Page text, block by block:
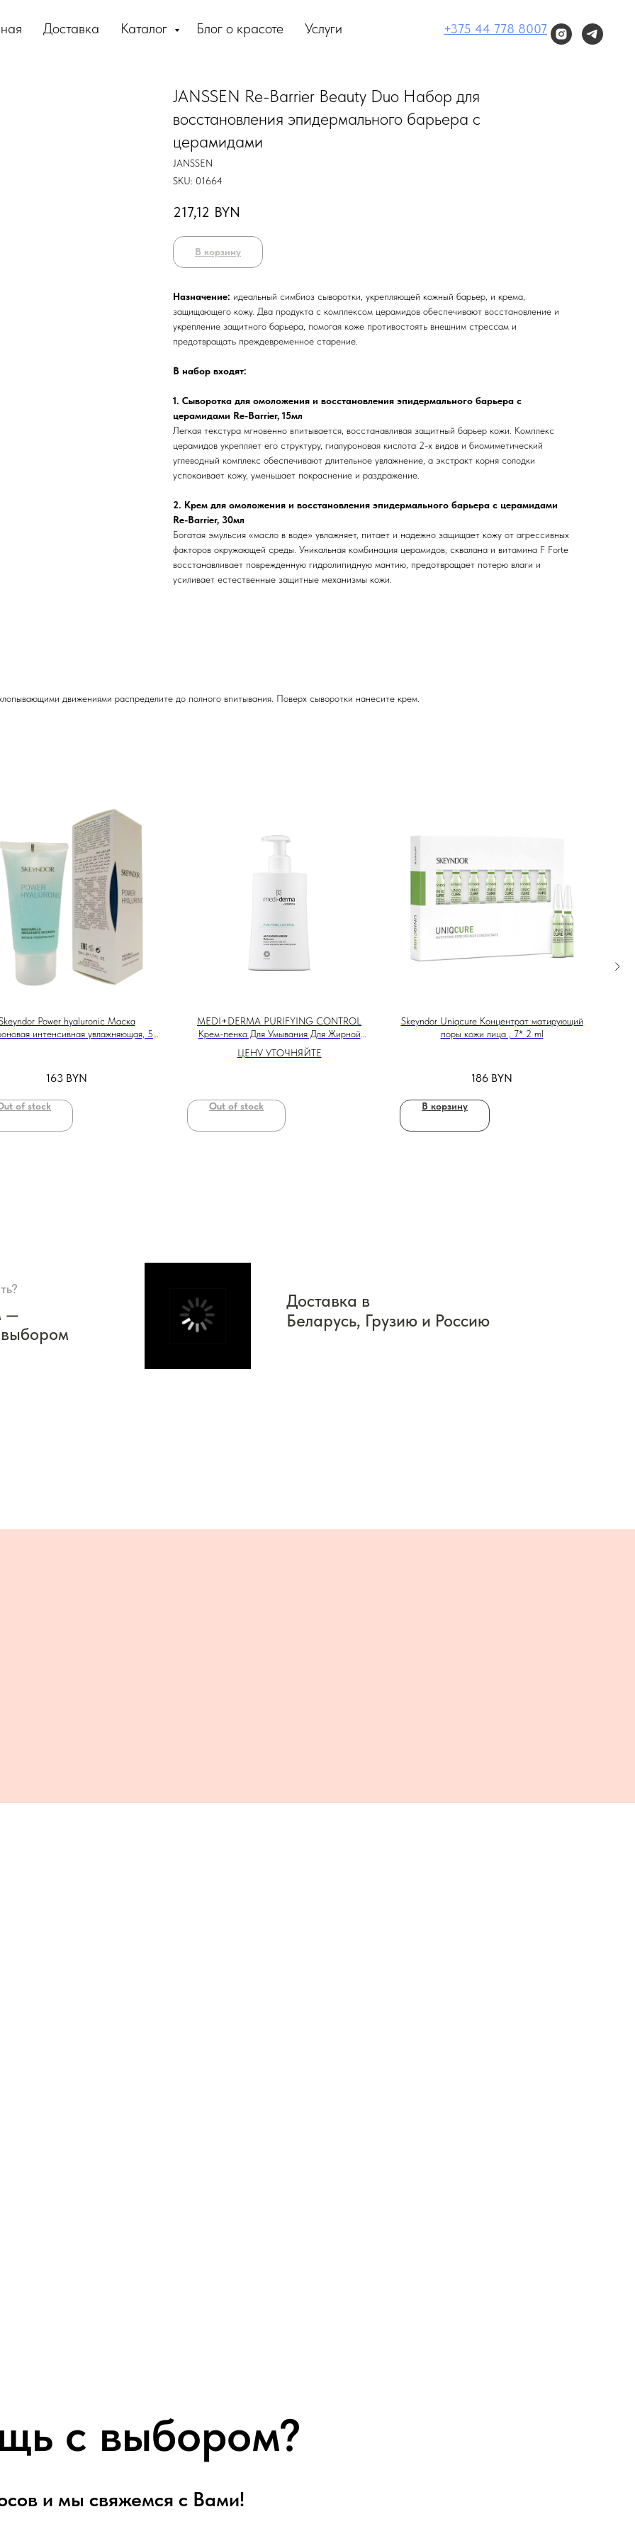
Доставка Каталог Блог о красоте Услуги +375 44 778 8007
JANSSEN Re-Barrier Beauty Duo Набор для
восстановления эпидермального барьера с
церамидами
JANSSEN
SKU: 01664
217,12 BYN
В корзину
Назначение: идеальный симбиоз сыворотки, укрепляющей кожный барьер, и крема,
защищающего кожу. Два продукта с комплексом церамидов обеспечивают восстановление и
укрепление защитного барьера, помогая коже противостоять внешним стрессам и
предотвращать преждевременное старение.
В набор входят:
1. Сыворотка для омоложения и восстановления эпидермального барьера с
церамидами Re-Barrier, 15мл
Легкая текстура мгновенно впитывается, восстанавливая защитный барьер кожи. Комплекс
церамидов укрепляет его структуру, гиалуроновая кислота 2-х видов и биомиметический
углеводный комплекс обеспечивают длительное увлажнение, а экстракт корня солодки
успокаивает кожу, уменьшает покраснение и раздражение.
2. Крем для омоложения и восстановления эпидермального барьера с церамидами
Re-Barrier, 30мл
Богатая эмульсия «масло в воде» увлажняет, питает и надежно защищает кожу от агрессивных
факторов окружающей среды. Уникальная комбинация церамидов, сквалана и витамина F Forte
восстанавливает поврежденную гидролипидную мантию, предотвращает потерю влаги и
усиливает естественные защитные механизмы кожи.
движениями распределите до полного впитывания. Поверх сыворотки нанесите крем.
Power hyaluronic Маска
интенсивная увлажняющая, 50
163 BYN
of stock
MEDI+DERMA PURIFYING CONTROL
Крем-пенка Для Умывания Для Жирной
ЦЕНУ УТОЧНЯЙТЕ
Out of stock
Skeyndor Uniqcure Концентрат матирующий
поры кожи лица , 7* 2 ml
186 BYN
В корзину
—
Доставка в
Беларусь, Грузию и Россию
с выбором?
и мы свяжемся с Вами!